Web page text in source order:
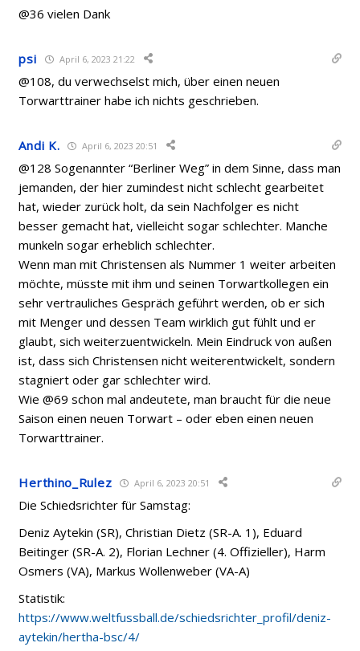
@36 vielen Dank
psi April 6, 2023 21:22
@108, du verwechselst mich, über einen neuen
Torwarttrainer habe ich nichts geschrieben.
Andi K. April 6, 2023 20:51
@128 Sogenannter “Berliner Weg” in dem Sinne, dass man
jemanden, der hier zumindest nicht schlecht gearbeitet
hat, wieder zurück holt, da sein Nachfolger es nicht
besser gemacht hat, vielleicht sogar schlechter. Manche
munkeln sogar erheblich schlechter.
Wenn man mit Christensen als Nummer 1 weiter arbeiten
möchte, müsste mit ihm und seinen Torwartkollegen ein
sehr vertrauliches Gespräch geführt werden, ob er sich
mit Menger und dessen Team wirklich gut fühlt und er
glaubt, sich weiterzuentwickeln. Mein Eindruck von außen
ist, dass sich Christensen nicht weiterentwickelt, sondern
stagniert oder gar schlechter wird.
Wie @69 schon mal andeutete, man braucht für die neue
Saison einen neuen Torwart – oder eben einen neuen
Torwarttrainer.
Herthino_Rulez April 6, 2023 20:51
Die Schiedsrichter für Samstag:
Deniz Aytekin (SR), Christian Dietz (SR-A. 1), Eduard
Beitinger (SR-A. 2), Florian Lechner (4. Offizieller), Harm
Osmers (VA), Markus Wollenweber (VA-A)
Statistik:
https://www.weltfussball.de/schiedsrichter_profil/deniz-
aytekin/hertha-bsc/4/